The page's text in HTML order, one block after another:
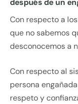
después de un
Con respecto a
que no sabemos
desconocemos a
Con respecto al
persona
respeto y